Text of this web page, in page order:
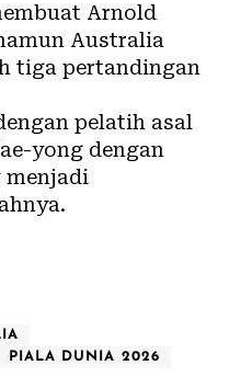
Arnold
Australia
tiga pertandingan
pelatih asal
yong dengan
PIALA DUNIA 2026